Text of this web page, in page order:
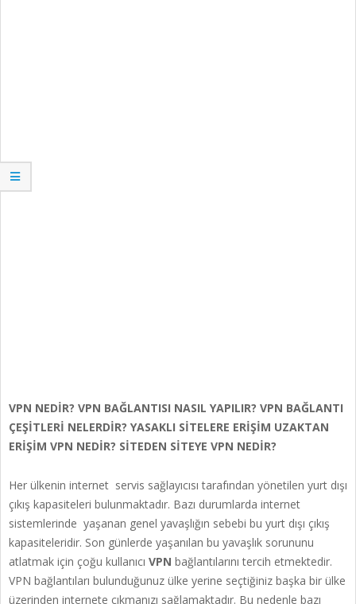
VPN NEDİR? VPN BAĞLANTISI NASIL YAPILIR? VPN BAĞLANTI
ÇEŞİTLERİ NELERDİR? YASAKLI SİTELERE ERİŞİM UZAKTAN
ERİŞİM VPN NEDİR? SİTEDEN SİTEYE VPN NEDİR?
Her ülkenin internet servis sağlayıcısı tarafından yönetilen yurt dışı
çıkış kapasiteleri bulunmaktadır. Bazı durumlarda internet
sistemlerinde yaşanan genel yavaşlığın sebebi bu yurt dışı çıkış
kapasiteleridir. Son günlerde yaşanılan bu yavaşlık sorununu
atlatmak için çoğu kullanıcı VPN bağlantılarını tercih etmektedir.
VPN bağlantıları bulunduğunuz ülke yerine seçtiğiniz başka bir ülke
üzerinden internete çıkmanızı sağlamaktadır. Bu nedenle bazı